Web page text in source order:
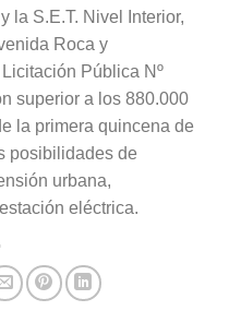
la S.E.T. Nivel Interior,
Roca y
Pública Nº
superior a los 880.000
la primera quincena de
posibilidades de
urbana,
eléctrica.